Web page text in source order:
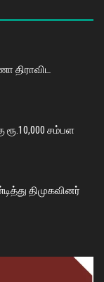
திராவிட
சம்பள
திமுகவினர்